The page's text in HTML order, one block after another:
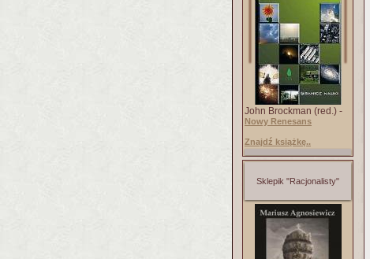
John Brockman (red.) -
Nowy Renesans
Znajdź książkę..
Sklepik "Racjonalisty"